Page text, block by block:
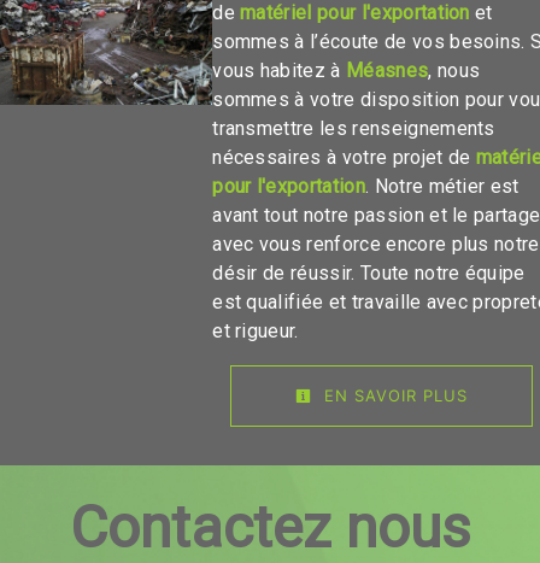
dematériel pour l'exportation et
sommes à l’écoute de vos besoins.
vous habitez à Méasnes, nous
sommes à votre disposition pour
transmettre les renseignements
nécessaires à votre projet de
pour l'exportation. Notre métier est
avant tout notre passion et le
avec vous renforce encore plus notre
désir de réussir. Toute notre équipe
est qualifiée et travaille avec
et rigueur.
EN SAVOIR PLUS
Contactez nous